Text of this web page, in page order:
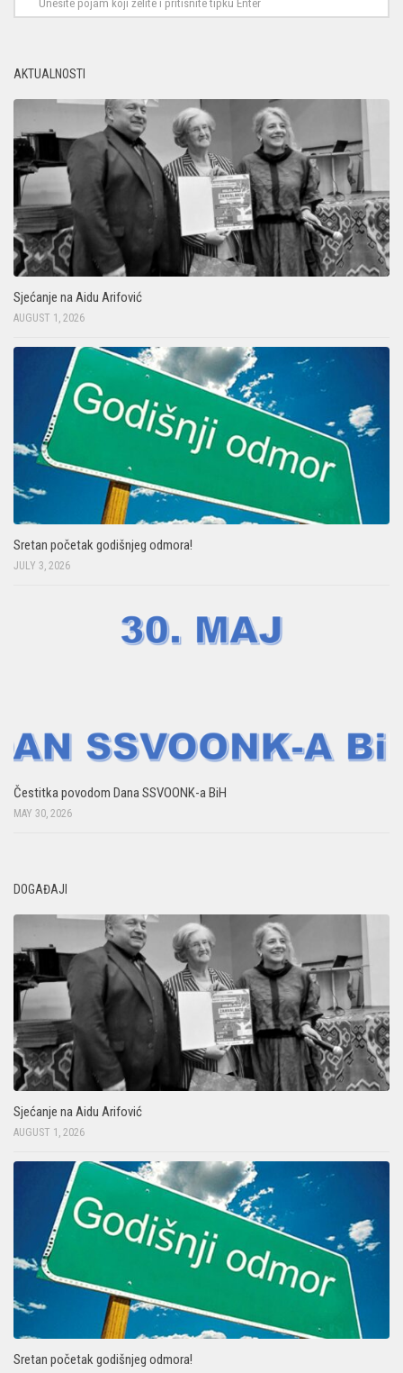
AKTUALNOSTI
Sjećanje na Aidu Arifović
AUGUST 1, 2026
Sretan početak godišnjeg odmora!
JULY 3, 2026
Čestitka povodom Dana SSVOONK-a BiH
MAY 30, 2026
DOGAĐAJI
Sjećanje na Aidu Arifović
AUGUST 1, 2026
Sretan početak godišnjeg odmora!